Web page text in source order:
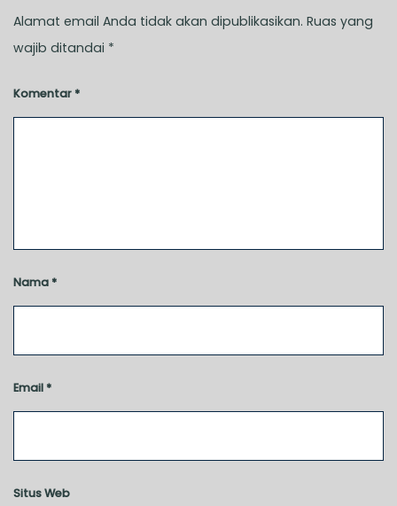
Alamat email Anda tidak akan dipublikasikan. Ruas yang
wajib ditandai *
Komentar *
Nama *
Email *
Situs Web